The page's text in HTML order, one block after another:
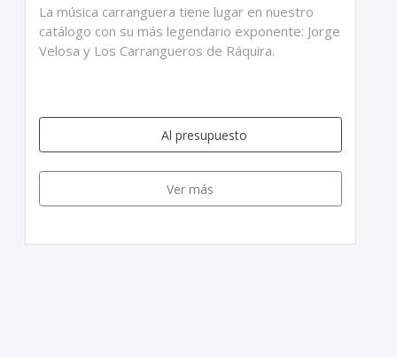
La música carranguera tiene lugar en nuestro
catálogo con su más legendario exponente: Jorge
Velosa y Los Carrangueros de Ráquira.
Al presupuesto
Ver más